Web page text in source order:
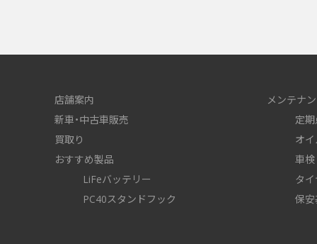
店舗案内
新車・中古車販売
買取り
おすすめ製品
LiFeバッテリー
PC40スタンドフック
メンテナ
定
オ
車検
タ
保